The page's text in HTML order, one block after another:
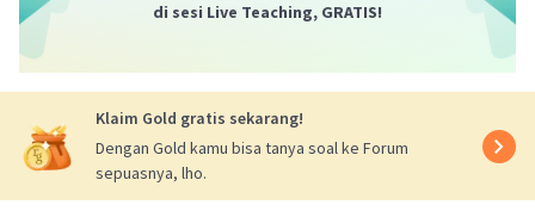
di sesi Live Teaching, GRATIS!
Klaim Gold gratis sekarang!
Dengan Gold kamu bisa tanya soal ke Forum
sepuasnya, lho.